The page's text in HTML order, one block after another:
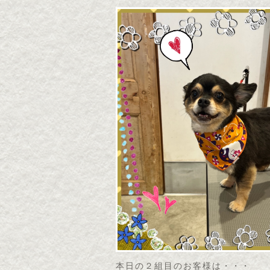
本日の２組目のお客様は・・・